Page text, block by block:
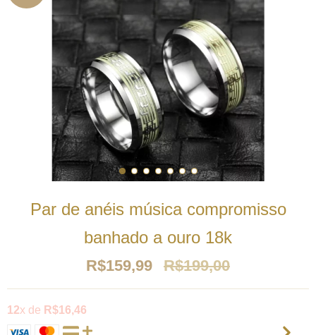
Par de anéis música compromisso
banhado a ouro 18k
R$159,99 R$199,00
12x de R$16,46